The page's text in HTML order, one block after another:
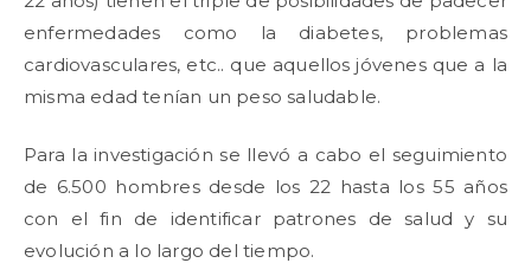
enfermedades como la diabetes, problemas
cardiovasculares, etc.. que aquellos jóvenes que a la
misma edad tenían un peso saludable.
Para la investigación se llevó a cabo el seguimiento
de 6.500 hombres desde los 22 hasta los 55 años
con el fin de identificar patrones de salud y su
evolución a lo largo del tiempo.